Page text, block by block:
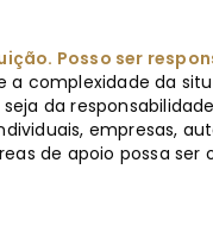
Posso ser
a complexidade da
da
empresas,
de apoio possa ser